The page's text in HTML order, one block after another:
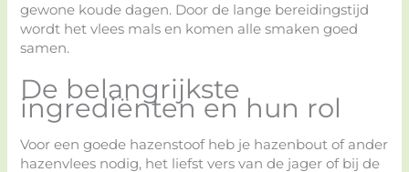
gewone koude dagen. Door de lange bereidingstijd
wordt het vlees mals en komen alle smaken goed
samen.
De belangrijkste
ingrediënten en hun rol
Voor een goede hazenstoof heb je hazenbout of ander
hazenvlees nodig, het liefst vers van de jager of bij de